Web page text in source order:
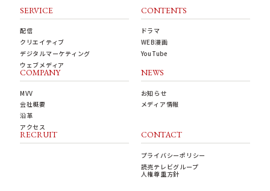
SERVICE
配信
クリエイティブ
デジタルマーケティング
ウェブメディア
CONTENTS
ドラマ
WEB漫画
YouTube
COMPANY
MVV
会社概要
沿革
アクセス
NEWS
お知らせ
メディア情報
RECRUIT CONTACT
プライバシーポリシー
読売テレビグループ
人権尊重方針